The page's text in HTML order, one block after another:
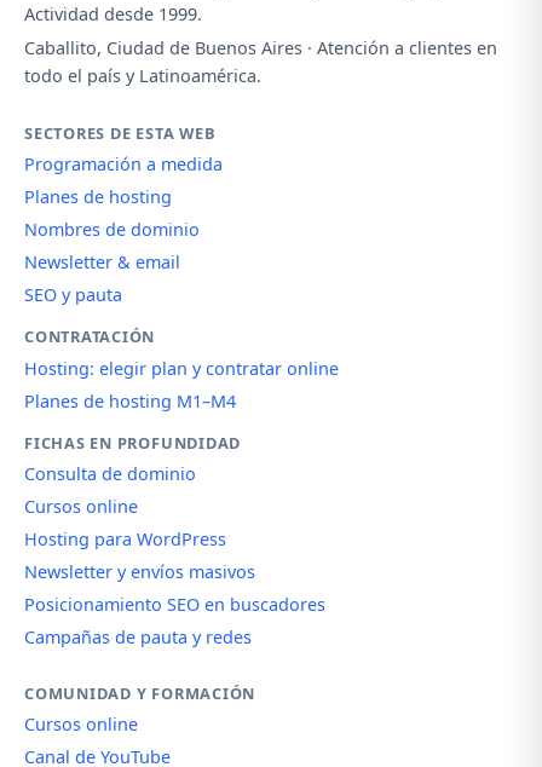
Actividad desde 1999.
Caballito, Ciudad de Buenos Aires · Atención a clientes en
todo el país y Latinoamérica.
SECTORES DE ESTA WEB
Programación a medida
Planes de hosting
Nombres de dominio
Newsletter & email
SEO y pauta
CONTRATACIÓN
Hosting: elegir plan y contratar online
Planes de hosting M1–M4
FICHAS EN PROFUNDIDAD
Consulta de dominio
Cursos online
Hosting para WordPress
Newsletter y envíos masivos
Posicionamiento SEO en buscadores
Campañas de pauta y redes
COMUNIDAD Y FORMACIÓN
Cursos online
Canal de YouTube